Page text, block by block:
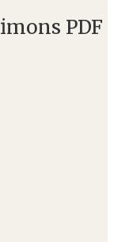
PDF